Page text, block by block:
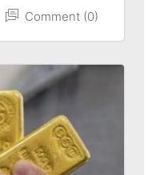
Comment (0)